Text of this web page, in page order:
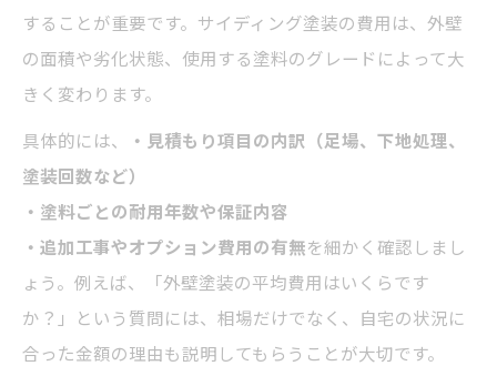
することが重要です。サイディング塗装の費用は、外壁
の面積や劣化状態、使用する塗料のグレードによって大
きく変わります。
具体的には、
・見積もり項目の内訳（足場、下地処理、
塗装回数など）
・塗料ごとの耐用年数や保証内容
・追加工事やオプション費用の有無を細かく確認しまし
ょう。例えば、「外壁塗装の平均費用はいくらです
か？」という質問には、相場だけでなく、自宅の状況に
合った金額の理由も説明してもらうことが大切です。